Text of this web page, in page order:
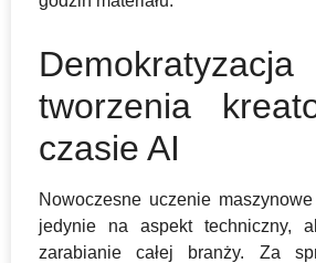
Demokratyzacja
tworzenia
czasie AI
Nowoczesne uczenie
jedynie na aspekt techniczny,
zarabianie całej branży. Za